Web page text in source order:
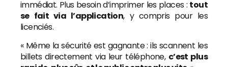
immédiat. Plus besoin d’imprimer les places : tout
se fait via l’application, y compris pour les
licenciés.
« Même la sécurité est gagnante : ils scannent les
billets directement via leur téléphone, c’est plus